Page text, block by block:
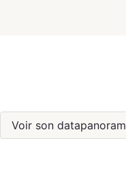
Voir son